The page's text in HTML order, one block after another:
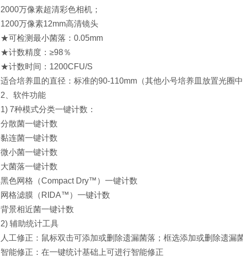
2000万像素超清彩色相机；
1200万像素12mm高清镜头
★可检测最小菌落：0.05mm
★计数精度：≥98％
★计数时间：1200CFU/S
适合培养皿的直径：标准的90-110mm（其他小号培养皿放置光圈中
2、软件功能
1) 7种模式分类一键计数：
分散菌一键计数
黏连菌一键计数
微小菌一键计数
大菌落一键计数
黑色网格（Compact Dry™）一键计数
网格滤膜（RIDA™）一键计数
背景相近菌一键计数
2) 辅助统计工具
人工修正：鼠标双击可添加或删除遗漏菌落；框选添加或删除遗漏
智能修正：在一键统计基础上可进行智能修正